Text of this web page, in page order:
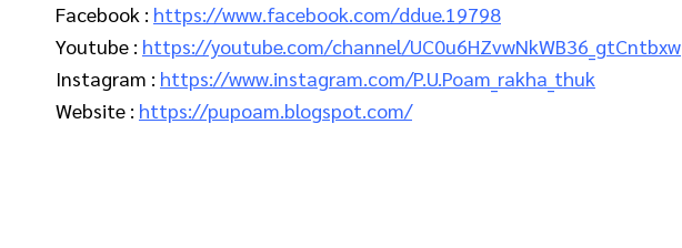
Facebook : https://www.facebook.com/ddue.19798
Youtube : https://youtube.com/channel/UC0u6HZvwNkWB36_gtCntbxw
Instagram : https://www.instagram.com/P.U.Poam_rakha_thuk
Website : https://pupoam.blogspot.com/